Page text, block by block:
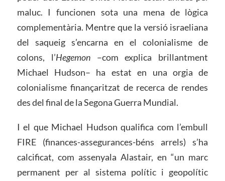
maluc. I funcionen sota una mena de lògica
complementària. Mentre que la versió israeliana
del saqueig s’encarna en el colonialisme de
colons, l’Hegemon –com explica brillantment
Michael Hudson– ha estat en una orgia de
colonialisme finançaritzat de recerca de rendes
des del final de la Segona Guerra Mundial.
I el que Michael Hudson qualifica com l’embull
FIRE (finances-assegurances-béns arrels) s’ha
calcificat, com assenyala Alastair, en “un marc
permanent per al sistema polític i geopolític